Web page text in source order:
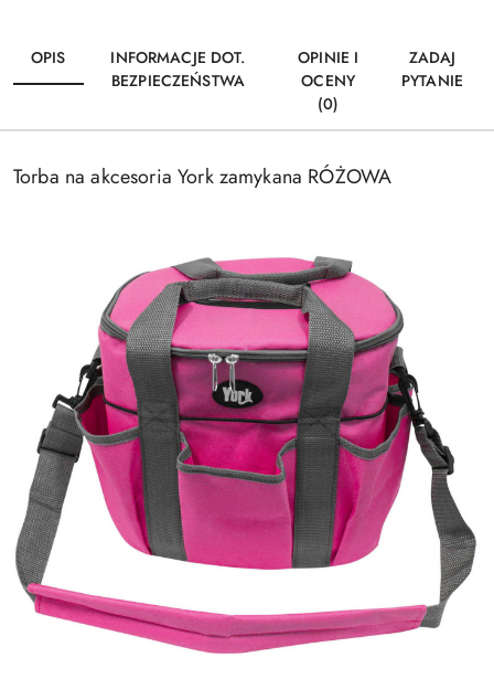
OPIS
INFORMACJE DOT.
BEZPIECZEŃSTWA
OPINIE I
OCENY
(0)
ZADAJ
PYTANIE
Torba na akcesoria York zamykana RÓŻOWA